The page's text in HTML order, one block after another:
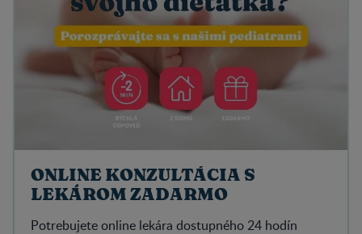
ONLINE KONZULTÁCIA S
LEKÁROM ZADARMO
Potrebujete online lekára dostupného 24 hodín